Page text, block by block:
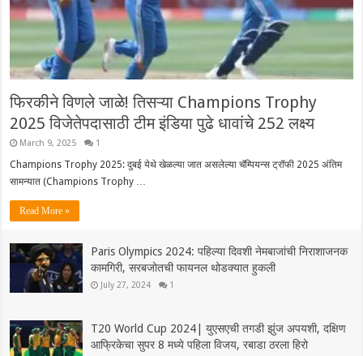
फिरकीने विणले जाळे! तिसऱ्या Champions Trophy
2025 विजेतेपदासाठी टीम इंडिया पुढे धावांचे 252 लक्ष्य
March 9, 2025 1
Champions Trophy 2025: दुबई येथे खेळल्या जात असलेल्या चॅम्पियन्स ट्रॉफी 2025 अंतिम
सामन्यात (Champions Trophy …
Read More »
Paris Olympics 2024: पहिल्या दिवशी नेमबाजांची निराशाजनक
कामगिरी, सरबजोतची फायनल थोडक्यात हुकली
July 27, 2024 1
T20 World Cup 2024| युएसएची तगडी झुंज अपयशी, दक्षिण
आफ्रिकेचा सुपर 8 मध्ये पहिला विजय, रबाडा ठरला हिरो